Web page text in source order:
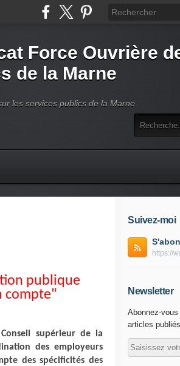
Force Ouvrière
de la Marne
les services publics de la Marne
publique
compte"
supérieur de la
des employeurs
des spécificités des
Suivez-moi
https://
Newsletter
Abonnez-
articles